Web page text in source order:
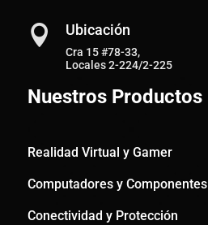
 Ubicación
Cra 15 #78-33,
Locales 2-224/2-225
Nuestros Productos
Realidad Virtual y Gamer
Computadores y Componentes
Conectividad y Protección